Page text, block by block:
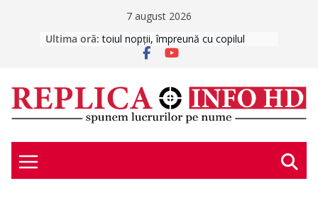
7 august 2026
Ultima oră:
în toiul nopții, împreună cu copilul
ATENȚIE LA MESAJE CAPCANĂ!
INCENDIU ÎN DEVA
FURTUNĂ VIOLENTĂ ÎN
HUNEDOARA